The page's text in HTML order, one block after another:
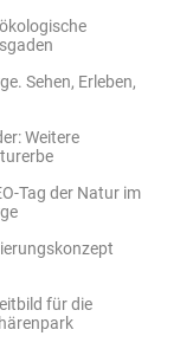
Sehen, Erleben,
Weitere
Tag der Natur im
für die